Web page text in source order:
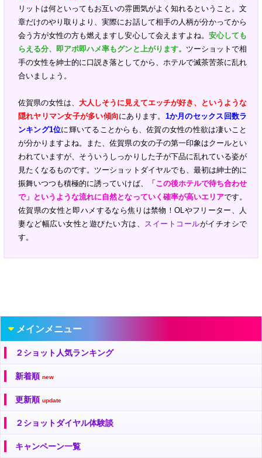
リットは何といってもお互いの雰囲気がよく知れるということ。文
章だけのやり取りより、実際にお話して相手の人柄が分かってから
会う方が女性の方も燃えますし安心して会えますよね。 安心しても
らえる分、即アポ即ハメ率もグンと上がります。 ツーショットで相
手の女性を紳士的に口説き落としてから、ホテルで滅茶苦茶に乱れ
合いましょう。
佐賀県の女性は、大人しそうに見えてエッチが好き、というような
隠れヤリマン女子が多い傾向にあります。 1か月のセックス回数ラ
ンキング1位に輝いてることからも、佐賀の女性の性欲は凄いこと
が分かりますよね。また、佐賀県の女の子の第一印象はクールとい
われていますが、そういうしっかりした子が下品に乱れている姿が
見たくなるものです。ツーショットダイヤルでも、最初は紳士的に
振舞いつつも積極的に誘っていけば、
「この後ホテルで待ち合わせ
で」というような流れに自然となっていく確率が高いエリアです。
佐賀県の女性と即ハメするなら焦りは禁物！OLやフリーター、人
妻など幅広い女性と遊びたい方は、
スイートコールがイチオシで
す。
メインメニュー
２ショット人気ランキング
新着順 new
更新順 update
２ショットダイヤル体験談
キャンペーン一覧